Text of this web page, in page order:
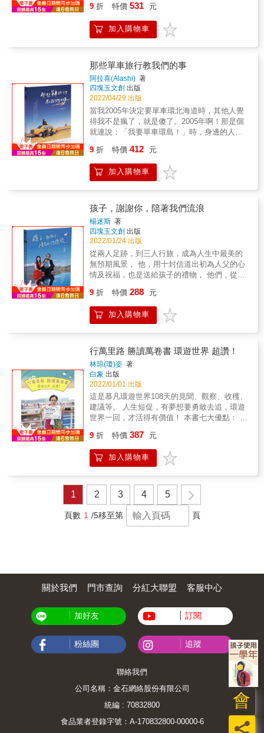
專屬 KINFOLK 風格。 ★ 引導讀者與世界建立
更有意義的關係&mdash;&mdash;無論是離家
五英里還是千里。 &
界裡萬物和人皆平等，所以他會去關心沒有人
己。他總可以用他自己獨特的風格去探索這個
世界，同時也可以鑽進探險學會多年珍藏的古
籍資料，一本百歲的飛行員贈與的珍罕之書、
另一個觀點，賦予意義。 & 讓我們隨著黃效文
的步伐，探看他的探索成果。 & 得獎紀錄 & 金
蝶獎 榮譽獎 《娜娜的手機照片碎碎唸》 《亞
洲不安之旅》 & 《山/海/經》 2018 Graphis
Design Annual: 銀獎 & 《山/海/經》 2017 德國
紅點傳達設計獎Reddot Design Awards: 紅點獎
& 《山/海/經》 2017 美國國際設計獎
《山/海/經》 2017第14屆書籍設計大賽金蝶
獎：榮譽獎 & 《山/海/經》 2017金點設計獎 &
《行書》 2017 Graphis Design Annual: 優異獎
獎 & 《行書》 2016 DAD Professional Awards
英國設計與藝術指導專業獎：木鉛筆 & 《行
書》 2015 London International Awards倫敦國
際獎：金獎/銀獎 & 《行書》 2015第十屆澳門
設計雙年展：優秀獎 & 《台北高原青藏盆地》
2015金點設計獎 & 《東說西說東西說》 2015
美國國際設計獎 International Design Awards
(IDA)& : 優選 & 《台北高原青藏盆地》 2014第
11屆書籍設計大賽金蝶獎：榮譽獎 & 《台北高
設計獎 International Design Awards (IDA)& :
優選 Golden Pin金點設計獎標章 金蝶獎榮譽獎
& 《比蝴蝶飛更遠: 武漢效應的43種生活》
Communication Arts美國傳達藝術年度設計獎
Red Dot紅點傳達設計設計獎 LICC倫敦國際創
意獎 Taiwan Top Star台灣視覺設計獎優異 The
Work 亞太廣告設計年度獎 MUSE繆思創意設
計銀獎 Graphis Design Annual專業圖形設計年
度優選 & 《李繼開第七號文集: 這樣的顏色叫
做灰》 Communication Arts美國傳達藝術年度
設計獎 Red Dot紅點品牌與傳達設計設計獎
IDA美國國際設計最佳榮譽佳作 German
Design Awards德國設計獎 & 《畫說寶春姐的
奇的518天。 & 我，只是想要走一段不會讓自
己後悔、能夠在地圖上留下精采足跡的人生。
& 我是顏溫蒂，這是我被世界的驚奇與美麗所
現原始奧祕的非洲 宛如畫中樂園的大洋洲 & 由
印尼展開旅程、於紐西蘭完成挑戰，在世界這
個龐大的立體地圖上積極向前，依循自己的探
索風格，展開從早晨睜開雙眼的那一刻起，就
感到雀躍無比的浪漫歷險。 & 以溫暖、活潑的
文字記錄旅途中滿溢的形形色色情感、用鏡頭
捕捉異國生活最真實的瞬間，這是一個嬌小卻
擁有無限勇氣的女孩，灌注信念與熱情、激起
探索新事物動力與感動的世界漫遊紀實。 &
起始，踏上浪漫冒險的動力 ──「勇敢嘗試，是
任何人在這一生中都不能放棄的堅持。」 & 因
為在寮國旅行時的一段巧妙際遇，讓我決定展
的，是未知的際遇以及即將為人生寫下的自我
實現紀錄。 & 即便在行前充滿了疑慮與忐忑不
安，卻依然壓抑不了對世界的好奇與內心無法
停歇的悸動。因為在我們每個人的血液裡，或
多或少都蘊藏著對冒險以及探索新世界的憧
憬，不管這趟旅程是開心還是傷心、是舒逸還
是刺激，都會像是不同類型的電影那樣，充滿
每個人這一輩子都要工作到60歲，那麼，花上
其中的1年做些自己喜歡的事情，應該也很值得
吧！」 & 每個人對於快樂、幸福或成功的定
是該毫不猶豫地堅持你想做的每件事。 & ◆經
歷，體認浪漫冒險的意義 ──「持續邁開步伐，
是為了寫下屬於自己的故事。當一個人擁有了
故事、才能獲得分享故事、將熱情與意志傳達
給他人的能力。」 & 總是以熱情的微笑與無比
的勇氣去迎接新的一天，抱持感激的心情，珍
惜每個在旅途中相遇的人和每一段際遇，遵照
市，從中發掘那些唯有進入在地生活才能體會
風情。 & 或許在旅行結束之後，這個寬廣的世
界並不會因為渺小的我們而有所改變，但更重
要的是，我們改變了。讓自己的心態煥然一
點。而這些大大小小的驚奇變化，也讓整個世
界在我們眼中，開始變得有點不一樣了。 & ◆
開拓，尋找只屬於你的浪漫冒險 ──「如果不去
如此一來，不僅留下了珍貴的記憶、讓心境有
所成長，也能發掘出自身更多的潛能。 & 這條
道路，沒有人可以給你一個完全適合的標準答
一段感受與世界對話，用心去品鑑沿途相遇的
人事物所帶來的啟發和體悟。 & 我沒有一定要
得到什麼，也不知道能得到什麼，但我願意花
時間去探索所有的可能性。 & 拋開自己所設下
的框架與束縛，啟程吧，現在就是描繪夢想藍
9 折 特價 531 元
加入購物車
那些單車旅行教我們的事
阿拉喜(Alashi) 著
四塊玉文創 出版
2022/04/29 出版
當我2005年決定要單車環北海道時，其他人覺
得我不是瘋了，就是傻了。2005年啊！那是個
就連說：「我要單車環島！」時，身邊的人都
師對我說：「如果現在就做得到的話，又怎麼
會是『夢』，又怎麼會是『想』呢？」——
Alashi↠當你的人生出現bug，你會如何修正，
下的一切，他看懂生命多的是無常；用全身，
真切感知世界的冷暖，他學會珍惜並擁抱當
下。☀人呀，總會在孤獨中摸索、在絕望中長
大、在跌倒時珍惜，這些，是單車旅行教我們
的事。當人生陷入低潮、迷失自己方向，或許
可以選擇騎上單車，來場自我抽離之旅。他，
在絲路中，學會與自己獨處，也看見了友情的
真諦；在印度時，看懂了生命的脆弱；在冰島
時，感知到人類的渺小；在非洲中，體會了人
行，就像是自己人生的縮影，過程中有高潮，
也有低潮。當我們享受著踩踏後獲得的美景
時，同時也面對著每天數不盡的事情要解決、
己，要放棄」，因為，已經上路了，我們只能
堅毅的往前走，克服眼前遇到的所有難關。或
許，用力騎，世界就開闊了；心，也跟著開闊
了，然後……就再來安排下一場單車旅行！本
書特色○中國、印度、冰島、非洲的單車之旅用
單車在炎熱、濕冷、乾燥等不同天氣中，真實
體驗著亞洲、歐洲、非洲。○帶你用阿拉喜的視
人之眼記錄著當下，用真摯的情感寫下一篇篇
紀實，讓你瞬間墜入書頁中，跟著阿拉喜的文
字去旅行。○手繪單車旅行足跡X冰島旅行插畫
部分用插圖呈現旅途風景，帶大家用不同角
度，看冰島。
9 折 特價 412 元
加入購物車
孩子，謝謝你，陪著我們流浪
楊迷斯 著
四塊玉文創 出版
2022/01/24 出版
從兩人足跡，到三人行旅，成為人生中最美的
無預期風景， 他，用十封信道出初為人父的心
情及祝福，也是送給孩子的禮物， 他們，從阿
同國家， 三個人，用雙腳留下足跡、用雙眼擁
抱世界，留下屬於仨人的美好記憶。 從獨自流
浪到兩人婚旅，再到三人旅居，他寫下一篇篇
築成一個個點滴。 他用十封信寫下對孩子的
愛，也用旅遊短文，串起旅程中的各個足跡。
◇用信寫下對孩子的愛與祝福 從出生、滿月、
滿周歲等不同人生階段，寫下一封封給孩子的
祝福，以及期許。 ◇用短文寫下旅遊中的冒險
回憶 從知道懷孕後決定繼續旅行，到不敵身體
反應回鄉待產，三個月後重啟旅程，開始用不
同方式看世界、欣賞世界，當中的點滴，都在
字句間重現。 本書特色 &rarr;10封信x國內外旅
讓你看見從一人變成三個人，心境的轉換；也
讓你看見，在旅行中找到夢想、愛情、家庭的
他，原先不婚的他，如何開始期盼成為孩子眼
中的英雄。 &rarr;信件x音頻，讓你身歷其境 10
封信運用文字及音頻的方式，帶你掉入他們的
世界，鼓起勇氣帶著孩子去旅行！ &rarr;事前準
備事項X食宿經驗分享 帶著孩子怎麼旅行？書
9 折 特價 288 元
加入購物車
行萬里路 勝讀萬卷書 環遊世界 超讚！
林琼(瓊)姿 著
白象 出版
2022/01/01 出版
這是慕凡環遊世界108天的見聞、觀察、收穫、
建議等。 人生短促，有夢想要勇敢去追，環遊
世界一回，才活得有價值！ 本書七大優點： ＊
者/演講者/高中教師。深具全方位的知性、理性
和感性表達力。 ＊這不是旅行工具書，而是作
者傾全力的學識、膽識和見識， 融合凝聚的結
當時的心得、感想、改變或建議，表達對人文
及社會的關懷。 ＊各位朋友，為了寵愛自己，
要勇敢追夢去，我能，你一定也能！現在我先
幫你導覽一遍，讓你居家可臥遊一番！ ＊年輕
路走五萬多公里，陸路也很多。書中三百多張
物故事，可長知識喔！ &
9 折 特價 387 元
加入購物車
1 2 3 4 5
頁數 1 /5移至第 頁
員
會
關於我們 門市查詢 分紅大聯盟 客服中心
加好友 訂閱
粉絲團 追蹤
聯絡我們
公司名稱：金石網絡股份有限公司
統編 : 70832800
食品業者登錄字號：A-170832800-00000-6